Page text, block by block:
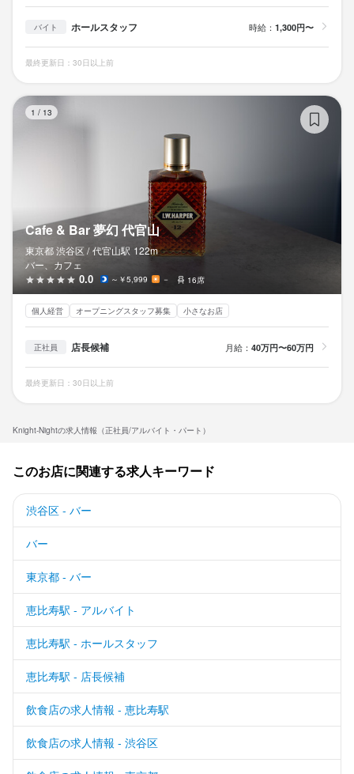
Knight-Nightの求人情報（正社員/アルバイト・パート）
バイト ホールスタッフ 時給： 1,300円〜
最終更新日：30日以上前
1 / 13
Cafe & Bar 夢幻 代官山
東京都 渋谷区 / 代官山駅 122m
バー、カフェ
0.0 ～￥5,999 － 16席
個人経営 オープニングスタッフ募集 小さなお店
正社員 店長候補 月給： 40万円〜60万円
最終更新日：30日以上前
このお店に関連する求人キーワード
渋谷区 - バー
バー
東京都 - バー
恵比寿駅 - アルバイト
恵比寿駅 - ホールスタッフ
恵比寿駅 - 店長候補
飲食店の求人情報 - 恵比寿駅
飲食店の求人情報 - 渋谷区